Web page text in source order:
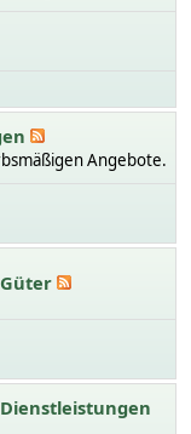
Angebote.